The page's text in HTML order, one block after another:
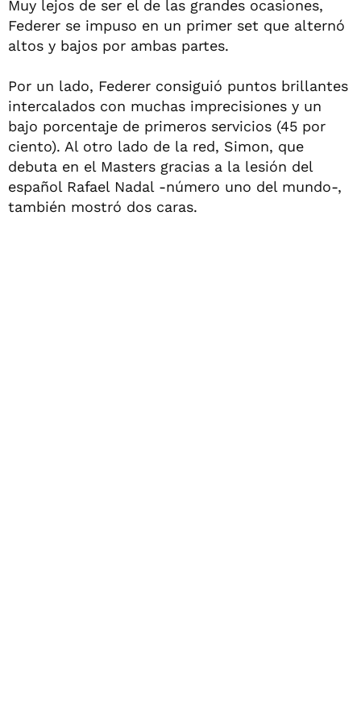
Muy lejos de ser el de las grandes ocasiones,
Federer se impuso en un primer set que alternó
altos y bajos por ambas partes.
Por un lado, Federer consiguió puntos brillantes
intercalados con muchas imprecisiones y un
bajo porcentaje de primeros servicios (45 por
ciento). Al otro lado de la red, Simon, que
debuta en el Masters gracias a la lesión del
español Rafael Nadal -número uno del mundo-,
también mostró dos caras.